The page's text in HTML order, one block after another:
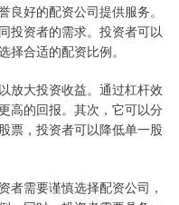
好的配资公司提供服务。
投资者的需求。投资者可以
合适的配资比例。
放大投资收益。通过杠杆效
高的回报。其次，它可以分
票，投资者可以降低单一股
者需要谨慎选择配资公司，